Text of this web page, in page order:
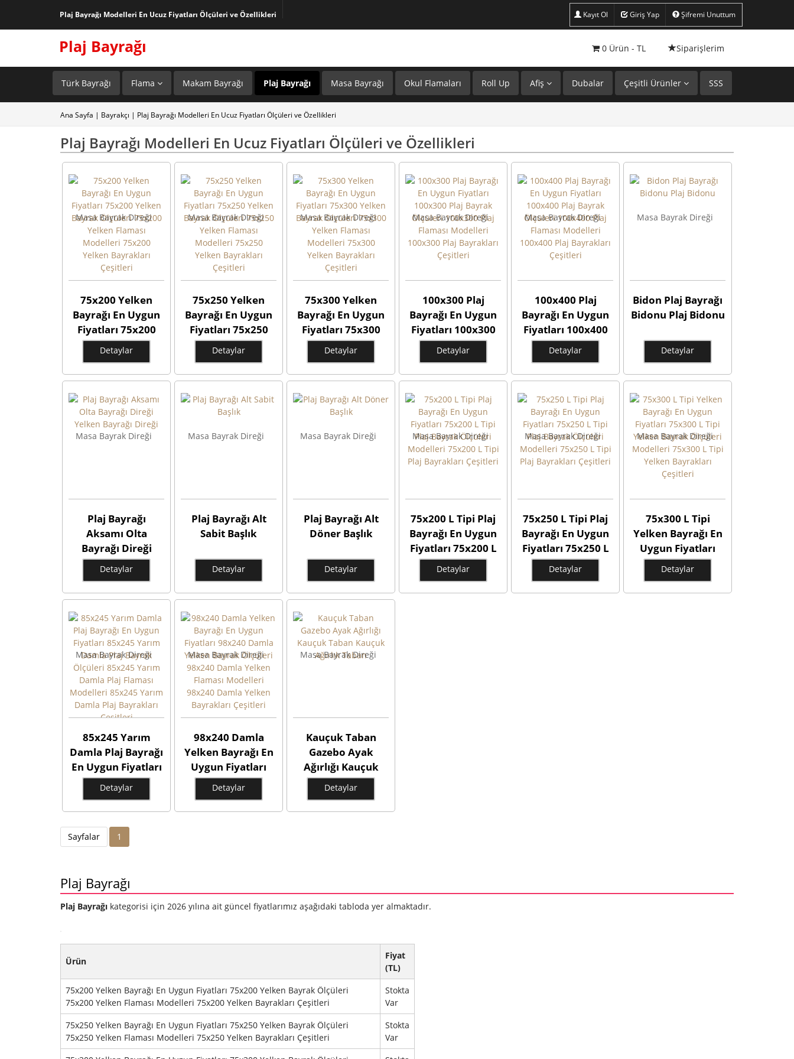
Plaj Bayrağı Modelleri En Ucuz Fiyatları Ölçüleri ve Özellikleri Kayıt Ol Giriş Yap Şifremi Unuttum
Plaj Bayrağı 0 Ürün - TL Siparişlerim
Türk Bayrağı Flama Makam Bayrağı Plaj Bayrağı Masa Bayrağı Okul Flamaları Roll Up Afiş Dubalar Çeşitli Ürünler SSS
Ana Sayfa | Bayrakçı | Plaj Bayrağı Modelleri En Ucuz Fiyatları Ölçüleri ve Özellikleri
Plaj Bayrağı Modelleri En Ucuz Fiyatları Ölçüleri ve Özellikleri
Masa Bayrak Direği
75x200 Yelken
Bayrağı En Uygun
Fiyatları 75x200
Yelken Bayrak
Ölçüleri 75x200
Yelken Flaması
Yelken Bayrakları
Çeşitleri
Detaylar
Masa Bayrak Direği
75x250 Yelken
Bayrağı En Uygun
Fiyatları 75x250
Yelken Bayrak
Ölçüleri 75x250
Yelken Flaması
Yelken Bayrakları
Çeşitleri
Detaylar
Masa Bayrak Direği
75x300 Yelken
Bayrağı En Uygun
Fiyatları 75x300
Yelken Bayrak
Ölçüleri 75x300
Yelken Flaması
Yelken Bayrakları
Çeşitleri
Detaylar
Masa Bayrak Direği
100x300 Plaj
Bayrağı En Uygun
Fiyatları 100x300
Plaj Bayrak
Ölçüleri 100x300
Plaj Flaması
Plaj Bayrakları
Çeşitleri
Detaylar
Masa Bayrak Direği
100x400 Plaj
Bayrağı En Uygun
Fiyatları 100x400
Plaj Bayrak
Ölçüleri 100x400
Plaj Flaması
Plaj Bayrakları
Çeşitleri
Detaylar
Masa Bayrak Direği
Bidon Plaj Bayrağı
Bidonu Plaj Bidonu
Detaylar
Masa Bayrak Direği
Plaj Bayrağı
Aksamı Olta
Bayrağı Direği
Yelken Bayrağı
Direği
Detaylar
Masa Bayrak Direği
Plaj Bayrağı Alt
Sabit Başlık
Detaylar
Masa Bayrak Direği
Plaj Bayrağı Alt
Döner Başlık
Detaylar
Masa Bayrak Direği
75x200 L Tipi Plaj
Bayrağı En Uygun
Fiyatları 75x200 L
Tipi Plaj Bayrak
Ölçüleri Modelleri
75x200 L Tipi Plaj
Detaylar
Masa Bayrak Direği
75x250 L Tipi Plaj
Bayrağı En Uygun
Fiyatları 75x250 L
Tipi Plaj Bayrak
Ölçüleri Modelleri
75x250 L Tipi Plaj
Detaylar
Masa Bayrak Direği
75x300 L Tipi
Yelken Bayrağı En
Uygun Fiyatları
75x300 L Tipi
Yelken Bayrak
Ölçüleri Modelleri
Detaylar
Masa Bayrak Direği
85x245 Yarım
Damla Plaj Bayrağı
En Uygun Fiyatları
85x245 Yarım
Damla Plaj Bayrak
Ölçüleri 85x245
Yarım Damla Plaj
Flaması Modelleri
Bayrakları Çeşitleri
Detaylar
Masa Bayrak Direği
98x240 Damla
Yelken Bayrağı En
Uygun Fiyatları
98x240 Damla
Yelken Bayrak
Ölçüleri 98x240
Detaylar
Masa Bayrak Direği
Kauçuk Taban
Gazebo Ayak
Ağırlığı Kauçuk
Taban Kauçuk
Ağırlık Taban
Detaylar
Sayfalar 1
Plaj Bayrağı
Plaj Bayrağı kategorisi için 2026 yılına ait güncel fiyatlarımız aşağıdaki tabloda yer almaktadır.
Ürün
Fiyat
(TL)
75x200 Yelken Bayrağı En Uygun Fiyatları 75x200 Yelken Bayrak Ölçüleri
75x200 Yelken Flaması Modelleri 75x200 Yelken Bayrakları Çeşitleri
Stokta
Var
75x250 Yelken Bayrağı En Uygun Fiyatları 75x250 Yelken Bayrak Ölçüleri
75x250 Yelken Flaması Modelleri 75x250 Yelken Bayrakları Çeşitleri
Stokta
Var